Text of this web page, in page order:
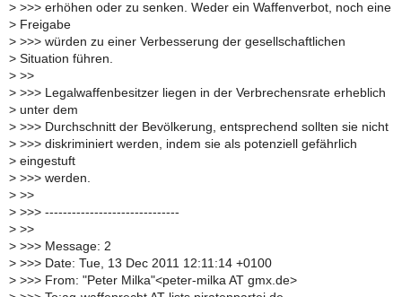
> >>> erhöhen oder zu senken. Weder ein Waffenverbot, noch eine
> Freigabe
> >>> würden zu einer Verbesserung der gesellschaftlichen
> Situation führen.
> >>
> >>> Legalwaffenbesitzer liegen in der Verbrechensrate erheblich
> unter dem
> >>> Durchschnitt der Bevölkerung, entsprechend sollten sie nicht
> >>> diskriminiert werden, indem sie als potenziell gefährlich
> eingestuft
> >>> werden.
> >>
> >>> ------------------------------
> >>
> >>> Message: 2
> >>> Date: Tue, 13 Dec 2011 12:11:14 +0100
> >>> From: "Peter Milka"<peter-milka AT gmx.de>